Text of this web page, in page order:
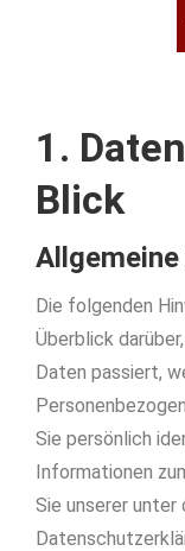
1.
Blick
Die folgenden
Überblick
Daten passiert,
Sie persönlich
Informationen
Sie unserer